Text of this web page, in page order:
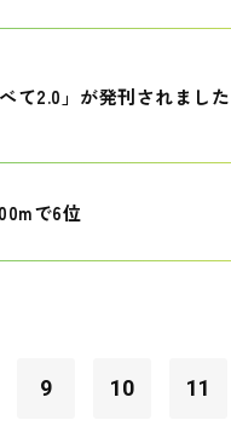
て2.0」が発刊されました
で6位
9 10 11